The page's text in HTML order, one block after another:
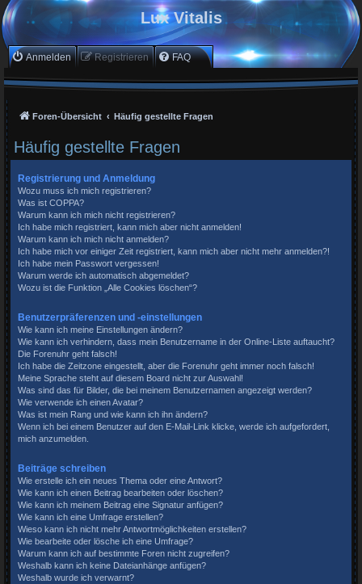
Lux Vitalis
Anmelden Registrieren FAQ
Foren-Übersicht Häufig gestellte Fragen
Häufig gestellte Fragen
Registrierung und Anmeldung
Wozu muss ich mich registrieren?
Was ist COPPA?
Warum kann ich mich nicht registrieren?
Ich habe mich registriert, kann mich aber nicht anmelden!
Warum kann ich mich nicht anmelden?
Ich habe mich vor einiger Zeit registriert, kann mich aber nicht mehr anmelden?!
Ich habe mein Passwort vergessen!
Warum werde ich automatisch abgemeldet?
Wozu ist die Funktion „Alle Cookies löschen“?
Benutzerpräferenzen und -einstellungen
Wie kann ich meine Einstellungen ändern?
Wie kann ich verhindern, dass mein Benutzername in der Online-Liste auftaucht?
Die Forenuhr geht falsch!
Ich habe die Zeitzone eingestellt, aber die Forenuhr geht immer noch falsch!
Meine Sprache steht auf diesem Board nicht zur Auswahl!
Was sind das für Bilder, die bei meinem Benutzernamen angezeigt werden?
Wie verwende ich einen Avatar?
Was ist mein Rang und wie kann ich ihn ändern?
Wenn ich bei einem Benutzer auf den E-Mail-Link klicke, werde ich aufgefordert,
mich anzumelden.
Beiträge schreiben
Wie erstelle ich ein neues Thema oder eine Antwort?
Wie kann ich einen Beitrag bearbeiten oder löschen?
Wie kann ich meinem Beitrag eine Signatur anfügen?
Wie kann ich eine Umfrage erstellen?
Wieso kann ich nicht mehr Antwortmöglichkeiten erstellen?
Wie bearbeite oder lösche ich eine Umfrage?
Warum kann ich auf bestimmte Foren nicht zugreifen?
Weshalb kann ich keine Dateianhänge anfügen?
Weshalb wurde ich verwarnt?